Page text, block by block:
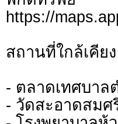
https://
สถานที่ใกล้เคียง
- ตลาดเทศบาล
- วัดสะอาดสมศ